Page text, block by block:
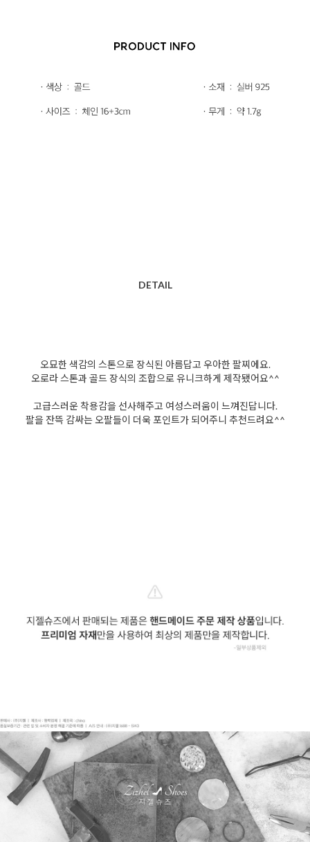
DETAIL
오묘한 색감의 스톤으로 장식된 아름답고 우아한 팔찌에요.
오로라 스톤과 골드 장식의 조합으로 유니크하게 제작됐어요^^
고급스러운 착용감을 선사해주고 여성스러움이 느껴진답니다.
팔을 잔뜩 감싸는 오팔들이 더욱 포인트가 되어주니 추천드려요^^